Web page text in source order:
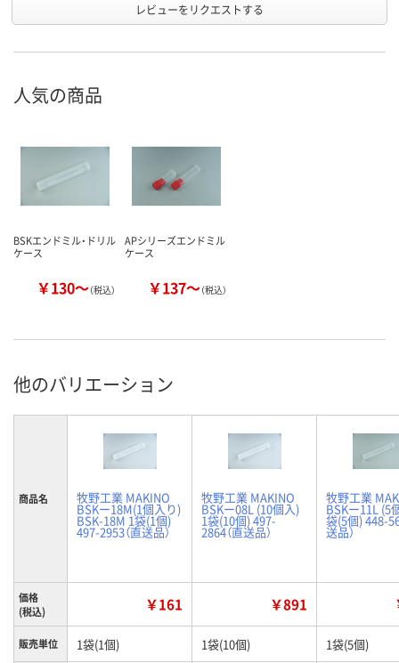
レビューをリクエストする
人気の商品
BSKエンドミル・ドリル
ケース
￥130～（税込）
APシリーズエンドミル
ケース
￥137～（税込）
他のバリエーション
商品名 牧野工業 MAKINO
BSKー18M(1個入り)
BSK-18M 1袋(1個)
497-2953（直送品）
牧野工業 MAKINO
BSKー08L (10個入)
1袋(10個) 497-
2864（直送品）
牧野工業
BSKー11L (5
袋(5個) 448-
送品）
価格
(税込)
￥161 ￥891
販売単位 1袋(1個) 1袋(10個) 1袋(5個)